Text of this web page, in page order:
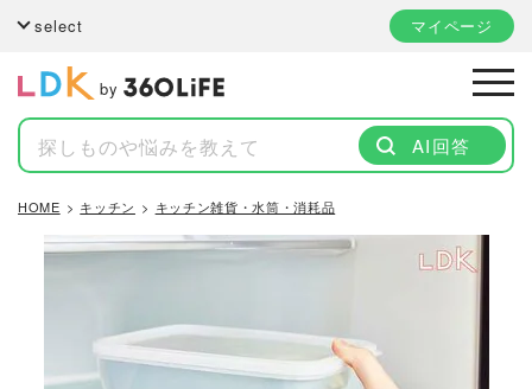
select マイページ
by
AI回答
HOME キッチン キッチン雑貨・水筒・消耗品